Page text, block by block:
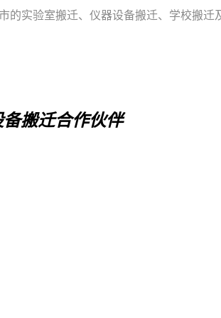
实验室搬迁、仪器设备搬迁、学校搬迁
搬迁合作伙伴